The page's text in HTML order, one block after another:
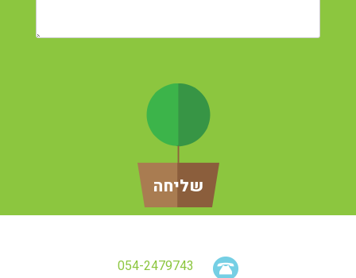
054-2479743